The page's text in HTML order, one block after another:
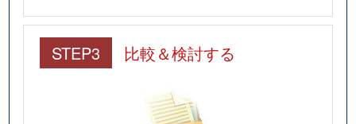
STEP3 比較＆検討する